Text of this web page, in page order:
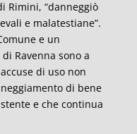
Rimini, “danneggiò
e malatestiane”.
e un
Ravenna sono a
di uso non
di bene
e che continua